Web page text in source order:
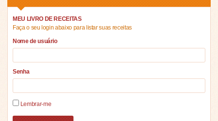
MEU LIVRO DE RECEITAS
Faça o seu login abaixo para listar suas receitas
Nome de usuário
Senha
Lembrar-me